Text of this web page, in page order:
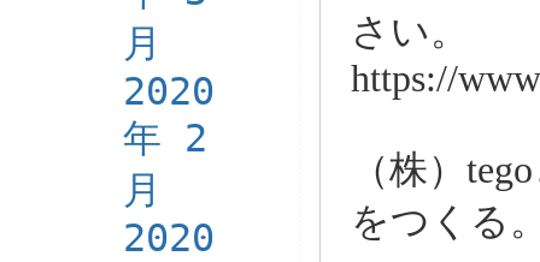
月
2020
年 2
月
2020
さい。
https://
（株）
をつくる